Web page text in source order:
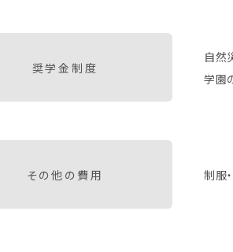
奨学金制度
自然
学園
その他の費用 制服